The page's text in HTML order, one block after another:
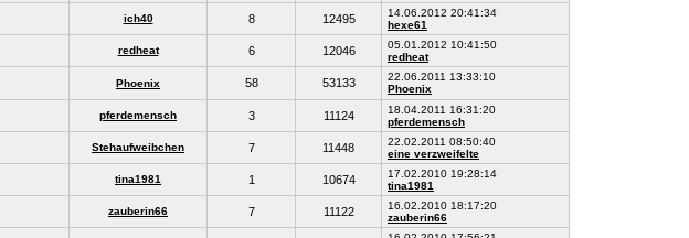
ich40 8 12495
14.06.2012 20:41:34
hexe61
redheat 6 12046
05.01.2012 10:41:50
redheat
Phoenix 58 53133
22.06.2011 13:33:10
Phoenix
pferdemensch 3 11124
18.04.2011 16:31:20
pferdemensch
Stehaufweibchen 7 11448
22.02.2011 08:50:40
eine verzweifelte
tina1981 1 10674
17.02.2010 19:28:14
tina1981
zauberin66 7 11122
16.02.2010 18:17:20
zauberin66